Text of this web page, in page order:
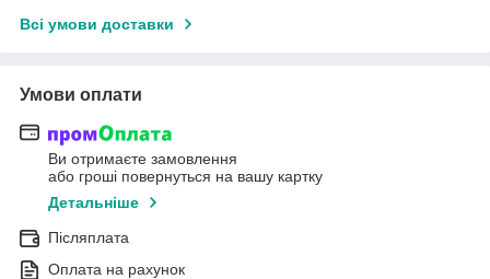
Всі умови доставки
Умови оплати
Ви отримаєте замовлення
або гроші повернуться на вашу картку
Детальніше
Післяплата
Оплата на рахунок